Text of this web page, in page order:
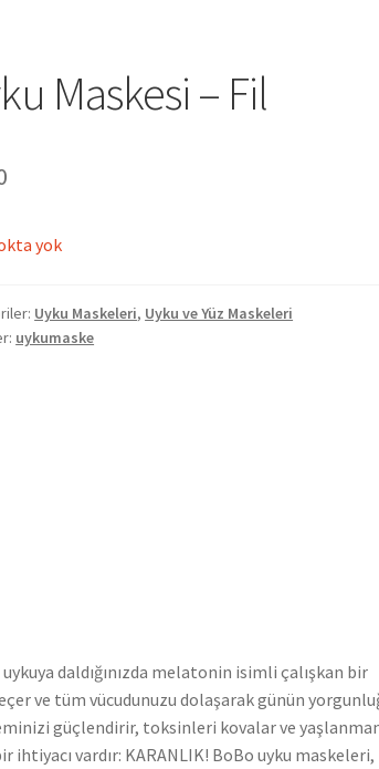
Maskesi – Fil
yok
Uyku Maskeleri, Uyku ve Yüz Maskeleri
uykumaske
daldığınızda melatonin isimli çalışkan bir
ve tüm vücudunuzu dolaşarak günün
güçlendirir, toksinleri kovalar ve
ihtiyacı vardır: KARANLIK! BoBo uyku maskeleri,